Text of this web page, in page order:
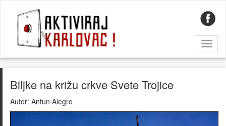
Biljke na križu crkve Svete Trojice
Autor: Antun Alegro